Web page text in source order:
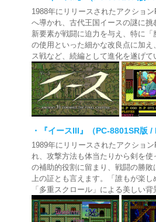
1988年にリリースされたアクショ
へ導かれ、古代王国イースの謎に
新要素が戦闘に迫力を与え、特に
の使用といった細かな改良点に加
ス戦など、続編として進化を遂げ
・『イースIII』（PC-8801SR版
1989年にリリースされたアクショ
れ、攻撃方法も体当たりから剣を
の補助的役割に留まり、戦闘の勝
上の証とも言えます。「誰もが楽
「多重スクロール」による美しい